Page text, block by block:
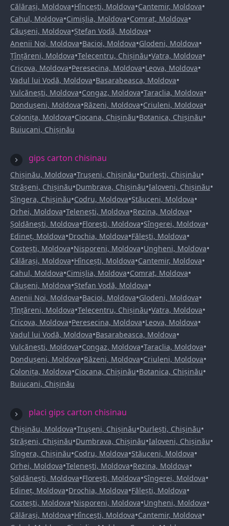
Călărași, Moldova•Hîncești, Moldova•Cantemir, Moldova•
Cahul, Moldova•Cimișlia, Moldova•Comrat, Moldova•
Căușeni, Moldova•Ștefan Vodă, Moldova•
Anenii Noi, Moldova•Bacioi, Moldova•Glodeni, Moldova•
Țînțăreni, Moldova•Telecentru, Chișinău•Vatra, Moldova•
Cricova, Moldova•Peresecina, Moldova•Leova, Moldova•
Vadul lui Vodă, Moldova•Basarabeasca, Moldova•
Vulcănești, Moldova•Congaz, Moldova•Taraclia, Moldova•
Dondușeni, Moldova•Răzeni, Moldova•Criuleni, Moldova•
Colonița, Moldova•Ciocana, Chișinău•Botanica, Chișinău•
Buiucani, Chișinău
gips carton chisinau
Chișinău, Moldova•Trușeni, Chișinău•Durlești, Chișinău•
Strășeni, Chișinău•Dumbrava, Chișinău•Ialoveni, Chișinău•
Sîngera, Chișinău•Codru, Moldova•Stăuceni, Moldova•
Orhei, Moldova•Telenești, Moldova•Rezina, Moldova•
Șoldănești, Moldova•Florești, Moldova•Sîngerei, Moldova•
Edineț, Moldova•Drochia, Moldova•Fălești, Moldova•
Costești, Moldova•Nisporeni, Moldova•Ungheni, Moldova•
Călărași, Moldova•Hîncești, Moldova•Cantemir, Moldova•
Cahul, Moldova•Cimișlia, Moldova•Comrat, Moldova•
Căușeni, Moldova•Ștefan Vodă, Moldova•
Anenii Noi, Moldova•Bacioi, Moldova•Glodeni, Moldova•
Țînțăreni, Moldova•Telecentru, Chișinău•Vatra, Moldova•
Cricova, Moldova•Peresecina, Moldova•Leova, Moldova•
Vadul lui Vodă, Moldova•Basarabeasca, Moldova•
Vulcănești, Moldova•Congaz, Moldova•Taraclia, Moldova•
Dondușeni, Moldova•Răzeni, Moldova•Criuleni, Moldova•
Colonița, Moldova•Ciocana, Chișinău•Botanica, Chișinău•
Buiucani, Chișinău
placi gips carton chisinau
Chișinău, Moldova•Trușeni, Chișinău•Durlești, Chișinău•
Strășeni, Chișinău•Dumbrava, Chișinău•Ialoveni, Chișinău•
Sîngera, Chișinău•Codru, Moldova•Stăuceni, Moldova•
Orhei, Moldova•Telenești, Moldova•Rezina, Moldova•
Șoldănești, Moldova•Florești, Moldova•Sîngerei, Moldova•
Edineț, Moldova•Drochia, Moldova•Fălești, Moldova•
Costești, Moldova•Nisporeni, Moldova•Ungheni, Moldova•
Călărași, Moldova•Hîncești, Moldova•Cantemir, Moldova•